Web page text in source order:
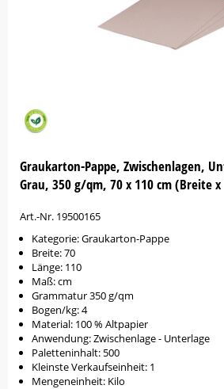
Graukarton-Pappe, Zwischenlagen,
Grau, 350 g/qm, 70 x 110 cm (Breite x
Art.-Nr. 19500165
Kategorie: Graukarton-Pappe
Breite: 70
Länge: 110
Maß: cm
Grammatur 350 g/qm
Bogen/kg: 4
Material: 100 % Altpapier
Anwendung: Zwischenlage - Unterlage
Paletteninhalt: 500
Kleinste Verkaufseinheit: 1
Mengeneinheit: Kilo